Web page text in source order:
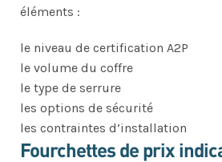
éléments :
le niveau de certification A2P
le volume du coffre
le type de serrure
les options de sécurité
les contraintes d’installation
Fourchettes de prix